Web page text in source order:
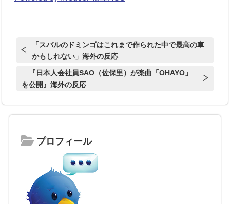
「スバルのドミンゴはこれまで作られた中で最高の車
かもしれない」海外の反応
『日本人会社員SAO（佐保里）が楽曲「OHAYO」
を公開』海外の反応
プロフィール